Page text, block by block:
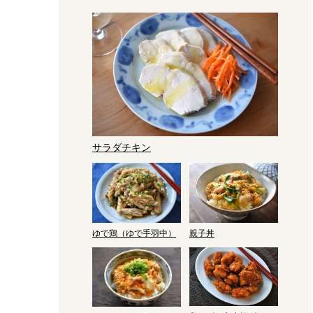
サラダチキン
ゆで鶏（ゆで手羽中） 親子丼